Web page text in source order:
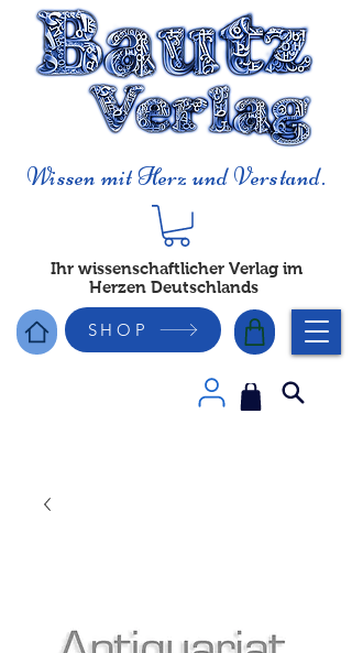
Wissen mit Herz und Verstand.
Ihr wissenschaftlicher Verlag im
Herzen Deutschlands
SHOP